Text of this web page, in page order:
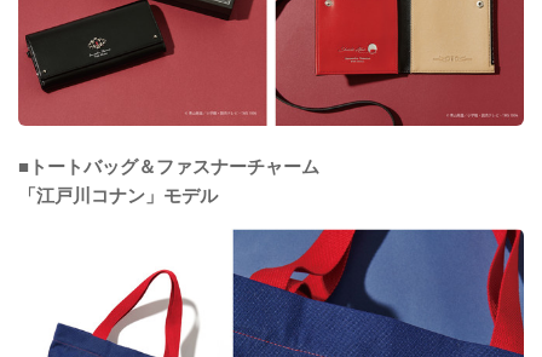
■トートバッグ＆ファスナーチャーム
「江戸川コナン」モデル